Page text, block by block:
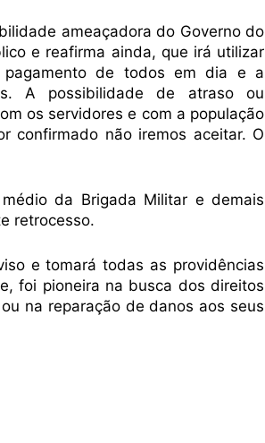
ameaçadora do Governo do
e reafirma ainda, que irá utilizar
de todos em dia e a
A possibilidade de atraso ou
os servidores e com a população
confirmado não iremos aceitar. O
da Brigada Militar e demais
retrocesso.
e tomará todas as providências
foi pioneira na busca dos direitos
na reparação de danos aos seus